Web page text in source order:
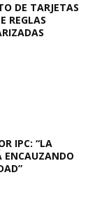
DE TARJETAS
REGLAS
IPC: “LA
ENCAUZANDO